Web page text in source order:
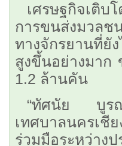
เศรษฐกิจเ
การขนส่งมวลช
ทางจักรยานที่ยั
สูงขึ้นอย่างมาก
1.2 ล้านคัน
“ทัศนัย บูรณุ
เทศบาลนครเชี
ร่วมมือระหว่าง